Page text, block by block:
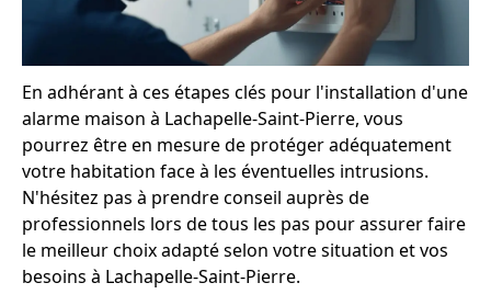
En adhérant à ces étapes clés pour l'installation d'une
alarme maison à Lachapelle-Saint-Pierre, vous
pourrez être en mesure de protéger adéquatement
votre habitation face à les éventuelles intrusions.
N'hésitez pas à prendre conseil auprès de
professionnels lors de tous les pas pour assurer faire
le meilleur choix adapté selon votre situation et vos
besoins à Lachapelle-Saint-Pierre.